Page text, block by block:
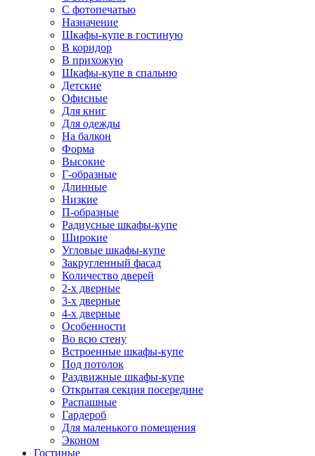
С фотопечатью
Назначение
Шкафы-купе в гостиную
В коридор
В прихожую
Шкафы-купе в спальню
Детские
Офисные
Для книг
Для одежды
На балкон
Форма
Высокие
Г-образные
Длинные
Низкие
П-образные
Радиусные шкафы-купе
Широкие
Угловые шкафы-купе
Закругленный фасад
Количество дверей
2-х дверные
3-х дверные
4-х дверные
Особенности
Во всю стену
Встроенные шкафы-купе
Под потолок
Раздвижные шкафы-купе
Открытая секция посередине
Распашные
Гардероб
Для маленького помещения
Эконом
Гостиные